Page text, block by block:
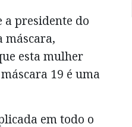
a presidente do
máscara,
esta mulher
19 é uma
em todo o